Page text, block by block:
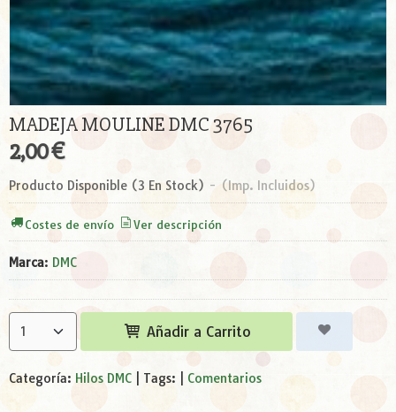
MADEJA MOULINE DMC 3765
2,00 €
Producto Disponible (3 En Stock) - (Imp. Incluidos)
Costes de envío Ver descripción
Marca: DMC
Añadir a Carrito
Categoría: Hilos DMC Tags: Comentarios